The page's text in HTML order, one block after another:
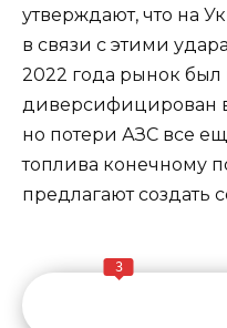
утверждают, что на
в связи с этими
2022 года рынок
диверсифицирован
но потери АЗС все
топлива конечному
предлагают создать
3